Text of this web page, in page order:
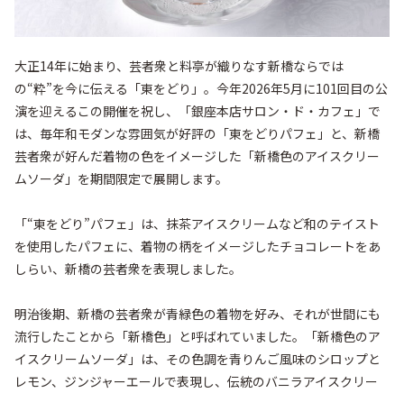
大正14年に始まり、芸者衆と料亭が織りなす新橋ならでは
の“粋”を今に伝える「東をどり」。今年2026年5月に101回目の公
演を迎えるこの開催を祝し、「銀座本店サロン・ド・カフェ」で
は、毎年和モダンな雰囲気が好評の「東をどりパフェ」と、新橋
芸者衆が好んだ着物の色をイメージした「新橋色のアイスクリー
ムソーダ」を期間限定で展開します。
「“東をどり”パフェ」は、抹茶アイスクリームなど和のテイスト
を使用したパフェに、着物の柄をイメージしたチョコレートをあ
しらい、新橋の芸者衆を表現しました。
明治後期、新橋の芸者衆が青緑色の着物を好み、それが世間にも
流行したことから「新橋色」と呼ばれていました。「新橋色のア
イスクリームソーダ」は、その色調を青りんご風味のシロップと
レモン、ジンジャーエールで表現し、伝統のバニラアイスクリー